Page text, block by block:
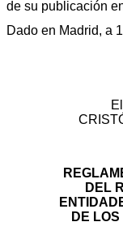
de su publicación
Dado en Madrid, a
DEL
DE